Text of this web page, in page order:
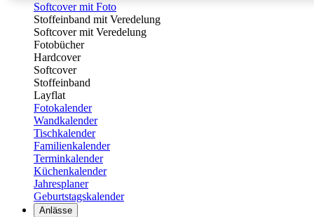
Softcover mit Foto
Stoffeinband mit Veredelung
Softcover mit Veredelung
Fotobücher
Hardcover
Softcover
Stoffeinband
Layflat
Fotokalender
Wandkalender
Tischkalender
Familienkalender
Terminkalender
Küchenkalender
Jahresplaner
Geburtstagskalender
Anlässe